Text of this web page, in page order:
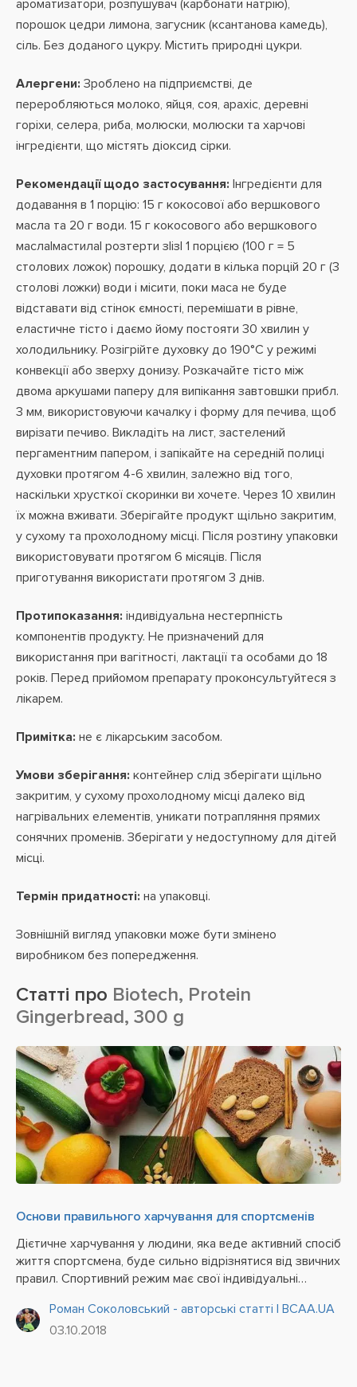
ароматизатори, розпушувач (карбонати натрію),
порошок цедри лимона, загусник (ксантанова камедь),
сіль. Без доданого цукру. Містить природні цукри.
Алергени: Зроблено на підприємстві, де
переробляються молоко, яйця, соя, арахіс, деревні
горіхи, селера, риба, молюски, молюски та харчові
інгредієнти, що містять діоксид сірки.
Рекомендації щодо застосування: Інгредієнти для
додавання в 1 порцію: 15 г кокосової або вершкового
масла та 20 г води. 15 г кокосового або вершкового
масла|мастила| розтерти з|із| 1 порцією (100 г = 5
столових ложок) порошку, додати в кілька порцій 20 г (3
столові ложки) води і місити, поки маса не буде
відставати від стінок ємності, перемішати в рівне,
еластичне тісто і даємо йому постояти 30 хвилин у
холодильнику. Розігрійте духовку до 190°C у режимі
конвекції або зверху донизу. Розкачайте тісто між
двома аркушами паперу для випікання завтовшки прибл.
3 мм, використовуючи качалку і форму для печива, щоб
вирізати печиво. Викладіть на лист, застелений
пергаментним папером, і запікайте на середній полиці
духовки протягом 4-6 хвилин, залежно від того,
наскільки хрусткої скоринки ви хочете. Через 10 хвилин
їх можна вживати. Зберігайте продукт щільно закритим,
у сухому та прохолодному місці. Після розтину упаковки
використовувати протягом 6 місяців. Після
приготування використати протягом 3 днів.
Протипоказання: індивідуальна нестерпність
компонентів продукту. Не призначений для
використання при вагітності, лактації та особами до 18
років. Перед прийомом препарату проконсультуйтеся з
лікарем.
Примітка: не є лікарським засобом.
Умови зберігання: контейнер слід зберігати щільно
закритим, у сухому прохолодному місці далеко від
нагрівальних елементів, уникати потрапляння прямих
сонячних променів. Зберігати у недоступному для дітей
місці.
Термін придатності: на упаковці.
Зовнішній вигляд упаковки може бути змінено
виробником без попередження.
Статті про Biotech, Protein
Gingerbread, 300 g
Основи правильного харчування для спортсменів
Дієтичне харчування у людини, яка веде активний спосіб
життя спортсмена, буде сильно відрізнятися від звичних
правил. Спортивний режим має свої індивідуальні
навантажень і високої напруги в процесі занять.
Правильне,...
Роман Соколовський - авторські статті | BCAA.UA
03.10.2018